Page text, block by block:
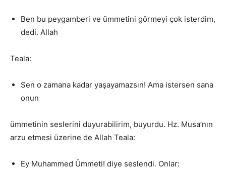
Ben bu peygamberi ve ümmetini görmeyi çok isterdim,
dedi. Allah
Teala:
Sen o zamana kadar yaşayamazsın! Ama istersen sana
onun
ümmetinin seslerini duyurabilirim, buyurdu. Hz. Musa’nın
arzu etmesi üzerine de Allah Teala:
Ey Muhammed Ümmeti! diye seslendi. Onlar: